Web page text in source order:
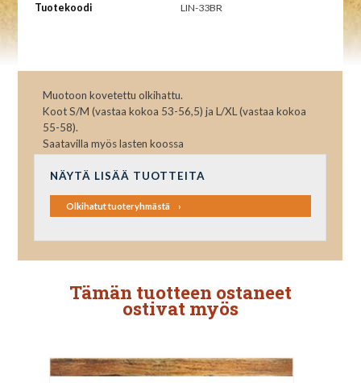
Tuotekoodi LIN-33BR
Muotoon kovetettu olkihattu.
Koot S/M (vastaa kokoa 53-56,5) ja L/XL (vastaa kokoa
55-58).
Saatavilla myös lasten koossa
NÄYTÄ LISÄÄ TUOTTEITA
Olkihatut tuoteryhmästä
Tämän tuotteen ostaneet
ostivat myös